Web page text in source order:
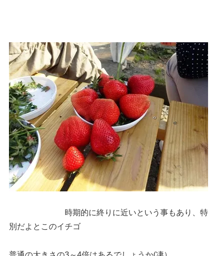
時期的に終りに近いという事もあり、特
別だよとこのイチゴ